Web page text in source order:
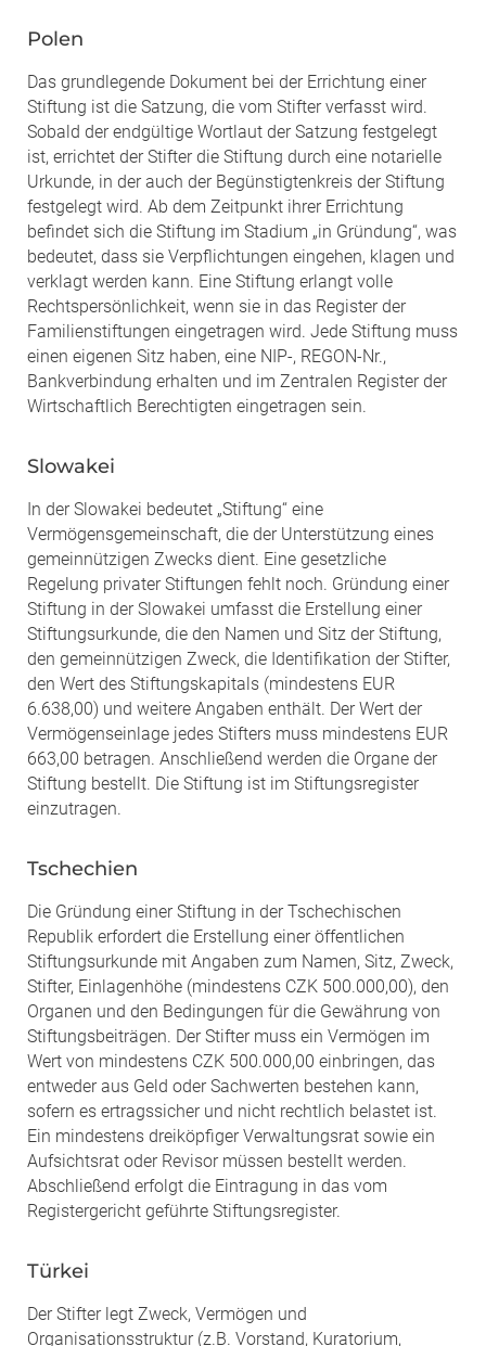
Polen
Das grundlegende Dokument bei der Errichtung einer
Stiftung ist die Satzung, die vom Stifter verfasst wird.
Sobald der endgültige Wortlaut der Satzung festgelegt
ist, errichtet der Stifter die Stiftung durch eine notarielle
Urkunde, in der auch der Begünstigtenkreis der Stiftung
festgelegt wird. Ab dem Zeitpunkt ihrer Errichtung
befindet sich die Stiftung im Stadium „in Gründung“, was
bedeutet, dass sie Verpflichtungen eingehen, klagen und
verklagt werden kann. Eine Stiftung erlangt volle
Rechtspersönlichkeit, wenn sie in das Register der
Familienstiftungen eingetragen wird. Jede Stiftung muss
einen eigenen Sitz haben, eine NIP-, REGON-Nr.,
Bankverbindung erhalten und im Zentralen Register der
Wirtschaftlich Berechtigten eingetragen sein.
Slowakei
In der Slowakei bedeutet „Stiftung“ eine
Vermögensgemeinschaft, die der Unterstützung eines
gemeinnützigen Zwecks dient. Eine gesetzliche
Regelung privater Stiftungen fehlt noch. Gründung einer
Stiftung in der Slowakei umfasst die Erstellung einer
Stiftungsurkunde, die den Namen und Sitz der Stiftung,
den gemeinnützigen Zweck, die Identifikation der Stifter,
den Wert des Stiftungskapitals (mindestens EUR
6.638,00) und weitere Angaben enthält. Der Wert der
Vermögenseinlage jedes Stifters muss mindestens EUR
663,00 betragen. Anschließend werden die Organe der
Stiftung bestellt. Die Stiftung ist im Stiftungsregister
einzutragen.
Tschechien
Die Gründung einer Stiftung in der Tschechischen
Republik erfordert die Erstellung einer öffentlichen
Stiftungsurkunde mit Angaben zum Namen, Sitz, Zweck,
Stifter, Einlagenhöhe (mindestens CZK 500.000,00), den
Organen und den Bedingungen für die Gewährung von
Stiftungsbeiträgen. Der Stifter muss ein Vermögen im
Wert von mindestens CZK 500.000,00 einbringen, das
entweder aus Geld oder Sachwerten bestehen kann,
sofern es ertragssicher und nicht rechtlich belastet ist.
Ein mindestens dreiköpfiger Verwaltungsrat sowie ein
Aufsichtsrat oder Revisor müssen bestellt werden.
Abschließend erfolgt die Eintragung in das vom
Registergericht geführte Stiftungsregister.
Türkei
Der Stifter legt Zweck, Vermögen und
Organisationsstruktur (z.B. Vorstand, Kuratorium,